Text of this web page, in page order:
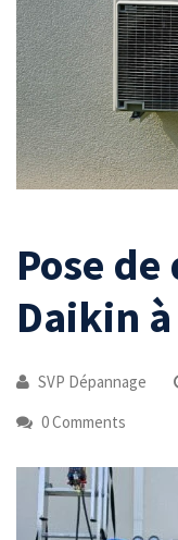
Pose
Daikin
SVP Dépannage
0 Comments